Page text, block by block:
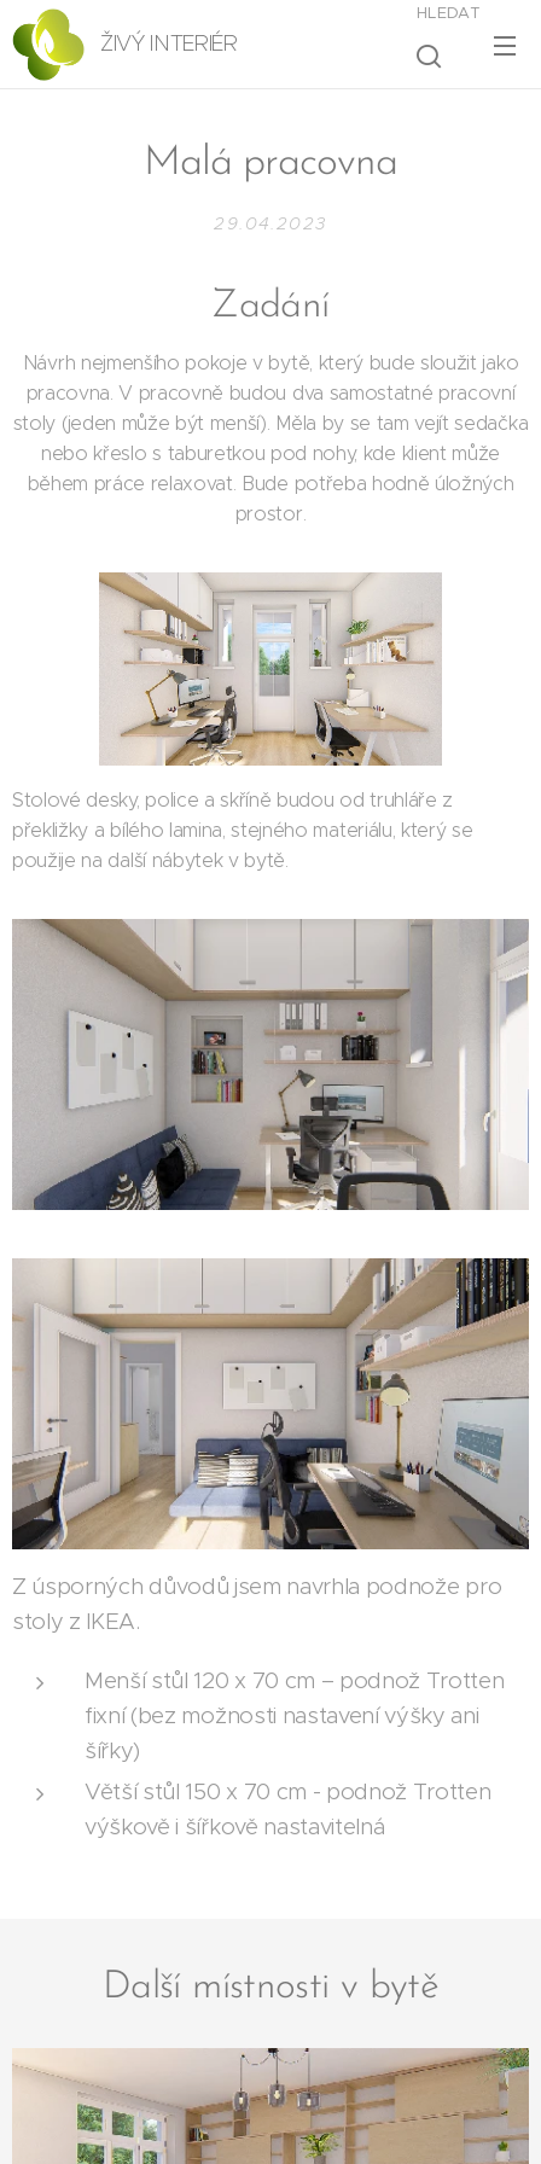
ŽIVÝ INTERIÉR
HLEDAT
Malá pracovna
29.04.2023
Zadání
Návrh nejmenšího pokoje v bytě, který bude sloužit jako
pracovna. V pracovně budou dva samostatné pracovní
stoly (jeden může být menší). Měla by se tam vejít sedačka
nebo křeslo s taburetkou pod nohy, kde klient může
během práce relaxovat. Bude potřeba hodně úložných
prostor.
Stolové desky, police a skříně budou od truhláře z
překližky a bílého lamina, stejného materiálu, který se
použije na další nábytek v bytě.
Z úsporných důvodů jsem navrhla podnože pro
stoly z IKEA.
Menší stůl 120 x 70 cm – podnož Trotten
fixní (bez možnosti nastavení výšky ani
šířky)
Větší stůl 150 x 70 cm - podnož Trotten
výškově i šířkově nastavitelná
Další místnosti v bytě